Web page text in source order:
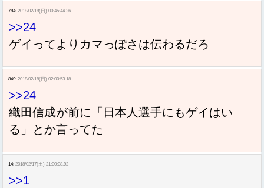
784: 2018/02/18(日) 00:45:44.26
>>24
ゲイってよりカマっぽさは伝わるだろ
849: 2018/02/18(日) 02:00:53.18
>>24
織田信成が前に「日本人選手にもゲイはい
る」とか言ってた
14: 2018/02/17(土) 21:00:08.92
>>1